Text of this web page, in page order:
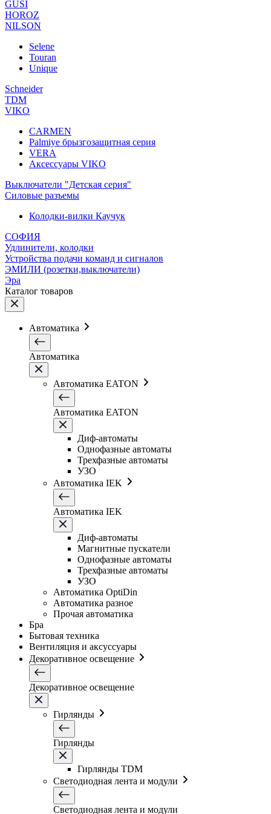
GUSI
HOROZ
NILSON
Selene
Touran
Unique
Schneider
TDM
VIKO
CARMEN
Palmiye брызгозащитная серия
VERA
Аксессуары VIKO
Выключатели "Детская серия"
Силовые разъемы
Колодки-вилки Каучук
СОФИЯ
Удлинители, колодки
Устройства подачи команд и сигналов
ЭМИЛИ (розетки,выключатели)
Эра
Каталог товаров
Автоматика
Автоматика
Автоматика EATON
Автоматика EATON
Диф-автоматы
Однофазные автоматы
Трехфазные автоматы
УЗО
Автоматика IEK
Автоматика IEK
Диф-автоматы
Магнитные пускатели
Однофазные автоматы
Трехфазные автоматы
УЗО
Автоматика OptiDin
Автоматика разное
Прочая автоматика
Бра
Бытовая техника
Вентиляция и аксуссуары
Декоративное освещение
Декоративное освещение
Гирлянды
Гирлянды
Гирлянды TDM
Светодиодная лента и модули
Светодиодная лента и модули